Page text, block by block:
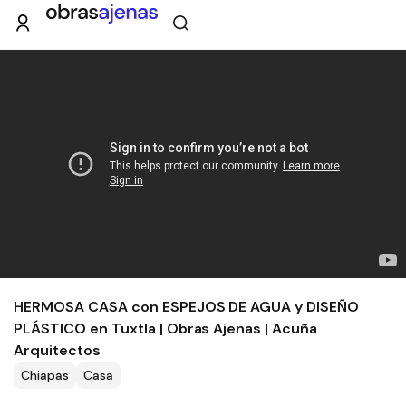
HERMOSA CASA con ESPEJOS DE AGUA y DISEÑO
PLÁSTICO en Tuxtla | Obras Ajenas | Acuña
Arquitectos
Chiapas Casa